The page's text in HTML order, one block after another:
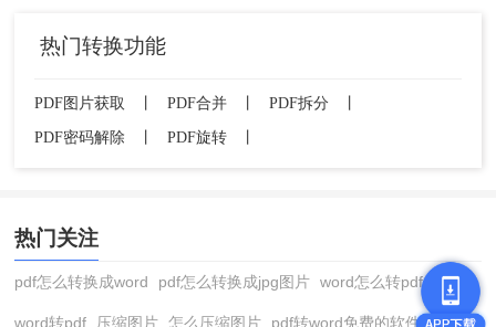
热门转换功能
PDF图片获取 PDF合并 PDF拆分
PDF密码解除
PDF旋转
热门关注
pdf怎么转换成word pdf怎么转换成jpg图片 word怎么转pdf
word转pdf 压缩图片 怎么压缩图片 pdf转word免费的软件